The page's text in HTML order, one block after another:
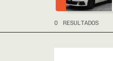
0 RESULTADOS